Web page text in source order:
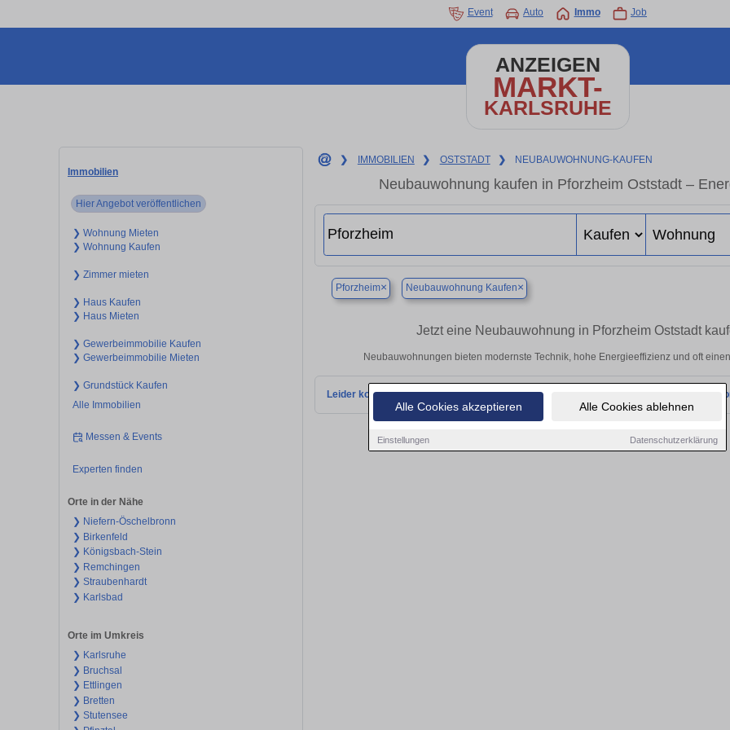
Alle Cookies akzeptieren Alle Cookies ablehnen
Einstellungen Datenschutzerklärung
Event Auto Immo Job
ANZEIGEN
MARKT-
KARLSRUHE
Immobilien
Hier Angebot veröffentlichen
❯ Wohnung Mieten
❯ Wohnung Kaufen
❯ Zimmer mieten
❯ Haus Kaufen
❯ Haus Mieten
❯ Gewerbeimmobilie Kaufen
❯ Gewerbeimmobilie Mieten
❯ Grundstück Kaufen
Alle Immobilien
Messen & Events
Experten finden
Orte in der Nähe
❯ Niefern-Öschelbronn
❯ Birkenfeld
❯ Königsbach-Stein
❯ Remchingen
❯ Straubenhardt
❯ Karlsbad
Orte im Umkreis
❯ Karlsruhe
❯ Bruchsal
❯ Ettlingen
❯ Bretten
❯ Stutensee
❯ IMMOBILIEN ❯ OSTSTADT ❯ NEUBAUWOHNUNG-KAUFEN
Neubauwohnung kaufen in Pforzheim Oststadt –
Pforzheim× Neubauwohnung Kaufen×
Jetzt eine Neubauwohnung in Pforzheim Oststadt
Neubauwohnungen bieten modernste Technik, hohe Energieeffizienz und oft
Leider konnten wir derzeit keine passenden Objekte finden. Schauen Sie bald wieder